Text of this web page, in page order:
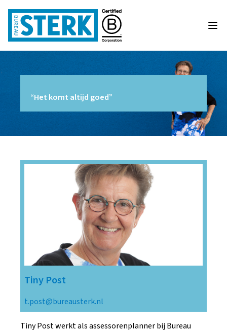
“Het komt altijd goed”
Tiny Post
t.post@bureausterk.nl
Tiny Post werkt als assessorenplanner bij Bureau